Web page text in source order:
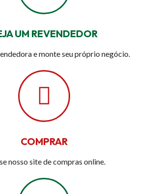
UM REVENDEDOR
e monte seu próprio negócio.
COMPRAR
nosso site de compras online.